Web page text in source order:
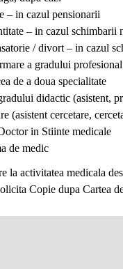
– in cazul pensionarii
– in cazul schimbarii
/ divort – in cazul
a gradului
de a doua specialitate
didactic (asistent,
(asistent cercetare,
in Stiinte medicale
de medic
la activitatea medicala
Copie dupa Cartea